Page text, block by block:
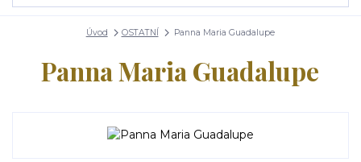
Úvod OSTATNÍ Panna Maria Guadalupe
Panna Maria Guadalupe